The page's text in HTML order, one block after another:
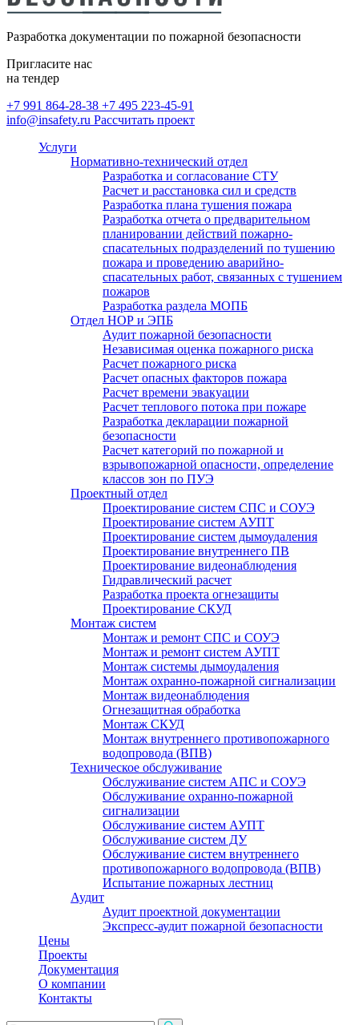
Разработка документации по пожарной безопасности
Пригласите нас
на тендер
+7 991 864-28-38 +7 495 223-45-91
info@insafety.ru Рассчитать проект
Услуги
Нормативно-технический отдел
Разработка и согласование СТУ
Расчет и расстановка сил и средств
Разработка плана тушения пожара
Разработка отчета о предварительном
планировании действий пожарно-
спасательных подразделений по тушению
пожара и проведению аварийно-
спасательных работ, связанных с тушением
пожаров
Разработка раздела МОПБ
Отдел НОР и ЭПБ
Аудит пожарной безопасности
Независимая оценка пожарного риска
Расчет пожарного риска
Расчет опасных факторов пожара
Расчет времени эвакуации
Расчет теплового потока при пожаре
Разработка декларации пожарной
безопасности
Расчет категорий по пожарной и
взрывопожарной опасности, определение
классов зон по ПУЭ
Проектный отдел
Проектирование систем СПС и СОУЭ
Проектирование систем АУПТ
Проектирование систем дымоудаления
Проектирование внутреннего ПВ
Проектирование видеонаблюдения
Гидравлический расчет
Разработка проекта огнезащиты
Проектирование СКУД
Монтаж систем
Монтаж и ремонт СПС и СОУЭ
Монтаж и ремонт систем АУПТ
Монтаж системы дымоудаления
Монтаж охранно-пожарной сигнализации
Монтаж видеонаблюдения
Огнезащитная обработка
Монтаж СКУД
Монтаж внутреннего противопожарного
водопровода (ВПВ)
Техническое обслуживание
Обслуживание систем АПС и СОУЭ
Обслуживание охранно-пожарной
сигнализации
Обслуживание систем АУПТ
Обслуживание систем ДУ
Обслуживание систем внутреннего
противопожарного водопровода (ВПВ)
Испытание пожарных лестниц
Аудит
Аудит проектной документации
Экспресс-аудит пожарной безопасности
Цены
Проекты
Документация
О компании
Контакты
безопасности
Расчет категорий по пожарной и
взрывопожарной опасности,
определение классов зон по ПУЭ
Пожарный аутсорсинг
Монтаж внутреннего
(ВПВ)